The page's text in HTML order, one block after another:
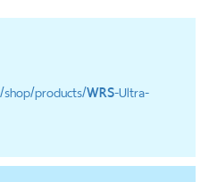
products/WRS-Ultra-